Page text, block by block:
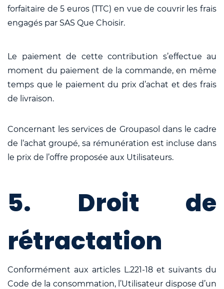
forfaitaire de 5 euros (TTC) en vue de couvrir les frais
engagés par SAS Que Choisir.
Le paiement de cette contribution s’effectue au
moment du paiement de la commande, en même
temps que le paiement du prix d’achat et des frais
de livraison.
Concernant les services de Groupasol dans le cadre
de l‘achat groupé, sa rémunération est incluse dans
le prix de l’offre proposée aux Utilisateurs.
5. Droit de
rétractation
Conformément aux articles L.221-18 et suivants du
Code de la consommation, l’Utilisateur dispose d’un